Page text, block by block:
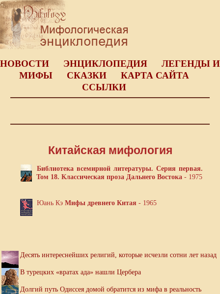
НОВОСТИ ЭНЦИКЛОПЕДИЯ
ЛЕГЕНДЫ И
МИФЫ
СКАЗКИ
КАРТА САЙТА
ССЫЛКИ
Китайская мифология
Библиотека всемирной литературы. Серия первая.
Том 18. Классическая проза Дальнего Востока- 1975
Юань Кэ Мифы древнего Китая - 1965
Десять интереснейших религий, которые исчезли сотни лет назад
В турецких «вратах ада» нашли Цербера
Долгий путь Одиссея домой обратится из мифа в реальность